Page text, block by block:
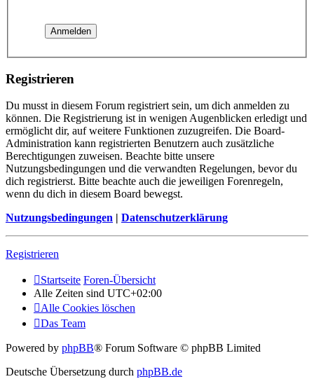
Registrieren
Du musst in diesem Forum registriert sein, um dich anmelden zu
können. Die Registrierung ist in wenigen Augenblicken erledigt und
ermöglicht dir, auf weitere Funktionen zuzugreifen. Die Board-
Administration kann registrierten Benutzern auch zusätzliche
Berechtigungen zuweisen. Beachte bitte unsere
Nutzungsbedingungen und die verwandten Regelungen, bevor du
dich registrierst. Bitte beachte auch die jeweiligen Forenregeln,
wenn du dich in diesem Board bewegst.
Nutzungsbedingungen | Datenschutzerklärung
Registrieren
Startseite Foren-Übersicht
Alle Zeiten sind UTC+02:00
Alle Cookies löschen
Das Team
Powered by phpBB® Forum Software © phpBB Limited
Deutsche Übersetzung durch phpBB.de